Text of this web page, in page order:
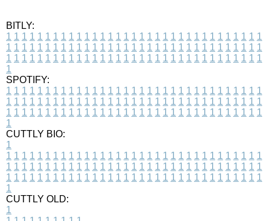
BITLY:
1 1 1 1 1 1 1 1 1 1 1 1 1 1 1 1 1 1 1 1 1 1 1 1 1 1 1 1 1 1 1 1 1
1 1 1 1 1 1 1 1 1 1 1 1 1 1 1 1 1 1 1 1 1 1 1 1 1 1 1 1 1 1 1 1 1
1 1 1 1 1 1 1 1 1 1 1 1 1 1 1 1 1 1 1 1 1 1 1 1 1 1 1 1 1 1 1 1 1
1
SPOTIFY:
1 1 1 1 1 1 1 1 1 1 1 1 1 1 1 1 1 1 1 1 1 1 1 1 1 1 1 1 1 1 1 1 1
1 1 1 1 1 1 1 1 1 1 1 1 1 1 1 1 1 1 1 1 1 1 1 1 1 1 1 1 1 1 1 1 1
1 1 1 1 1 1 1 1 1 1 1 1 1 1 1 1 1 1 1 1 1 1 1 1 1 1 1 1 1 1 1 1 1
1
CUTTLY BIO:
1
1 1 1 1 1 1 1 1 1 1 1 1 1 1 1 1 1 1 1 1 1 1 1 1 1 1 1 1 1 1 1 1 1
1 1 1 1 1 1 1 1 1 1 1 1 1 1 1 1 1 1 1 1 1 1 1 1 1 1 1 1 1 1 1 1 1
1 1 1 1 1 1 1 1 1 1 1 1 1 1 1 1 1 1 1 1 1 1 1 1 1 1 1 1 1 1 1 1 1
1
CUTTLY OLD:
1